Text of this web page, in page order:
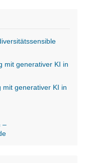
mit generativer KI in
mit generativer KI in
–